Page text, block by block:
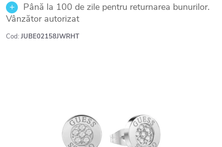
Până la 100 de zile pentru returnarea bunurilor.
Vânzător autorizat
Cod: JUBE02158JWRHT